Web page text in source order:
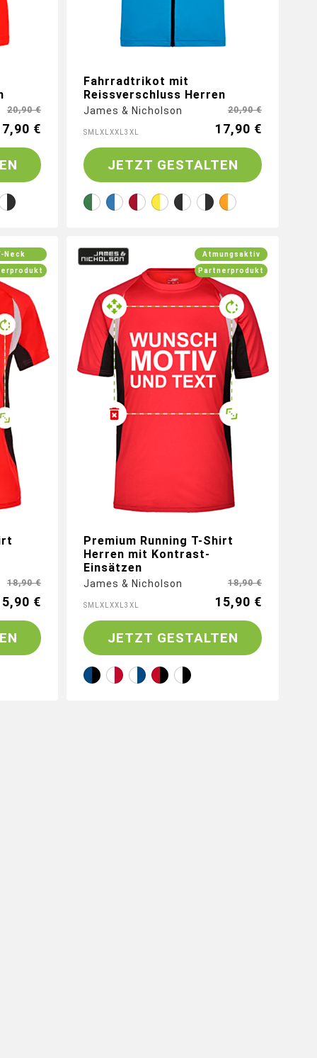
20,90 €
€
Fahrradtrikot mit
Reissverschluss Herren
James & Nicholson
S M XL XXL 3XL
20,90 €
17,90 €
JETZT GESTALTEN
18,90 €
€
mit
Neck
Premium Running T-Shirt
Herren mit Kontrast-
Einsätzen
James & Nicholson
S M XL XXL 3XL
18,90 €
15,90 €
Großflächig drucken auf
Vorderseite, Rückseite, Ärmel (b)
JETZT GESTALTEN
Atmungsaktiv
Partnerprodukt